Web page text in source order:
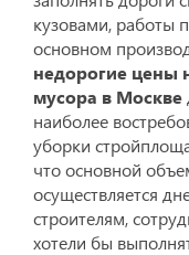
кузовами, работы
основном
недорогие цены
мусора в Москве
наиболее
уборки
что основной
осуществляется
строителям,
хотели бы